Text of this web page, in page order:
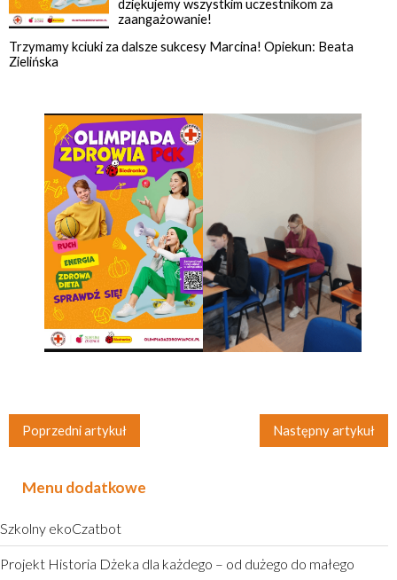
Menu dodatkowe
Szkolny ekoCzatbot
Projekt Historia Dżeka dla każdego – od dużego do małego
dziękujemy wszystkim uczestnikom za
zaangażowanie!
Trzymamy kciuki za dalsze sukcesy Marcina! Opiekun: Beata
Zielińska
Poprzedni artykuł Następny artykuł